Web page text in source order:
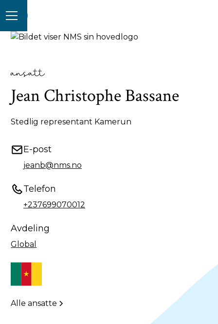
ansatt
Jean Christophe Bassane
Stedlig representant Kamerun
E-post
jeanb@nms.no
Telefon
+237699070012
Avdeling
Global
Alle ansatte